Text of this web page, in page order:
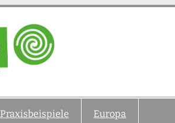
Praxisbeispiele Europa